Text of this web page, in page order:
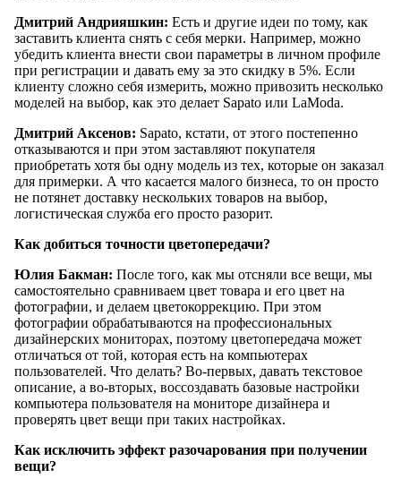
Дмитрий Андрияшкин: Есть и другие идеи по тому, как
заставить клиента снять с себя мерки. Например, можно
убедить клиента внести свои параметры в личном профиле
при регистрации и давать ему за это скидку в 5%. Если
клиенту сложно себя измерить, можно привозить несколько
моделей на выбор, как это делает Sapato или LaModa.
Дмитрий Аксенов: Sapato, кстати, от этого постепенно
отказываются и при этом заставляют покупателя
приобретать хотя бы одну модель из тех, которые он заказал
для примерки. А что касается малого бизнеса, то он просто
не потянет доставку нескольких товаров на выбор,
логистическая служба его просто разорит.
Как добиться точности цветопередачи?
Юлия Бакман: После того, как мы отсняли все вещи, мы
самостоятельно сравниваем цвет товара и его цвет на
фотографии, и делаем цветокоррекцию. При этом
фотографии обрабатываются на профессиональных
дизайнерских мониторах, поэтому цветопередача может
отличаться от той, которая есть на компьютерах
пользователей. Что делать? Во-первых, давать текстовое
описание, а во-вторых, воссоздавать базовые настройки
компьютера пользователя на мониторе дизайнера и
проверять цвет вещи при таких настройках.
Как исключить эффект разочарования при получении
вещи?